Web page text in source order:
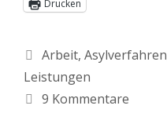
Drucken
Arbeit, Asylverfahren
Leistungen
9 Kommentare